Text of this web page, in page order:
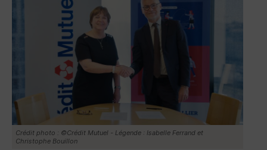
Crédit photo : ©Crédit Mutuel - Légende : Isabelle Ferrand et
Christophe Bouillon